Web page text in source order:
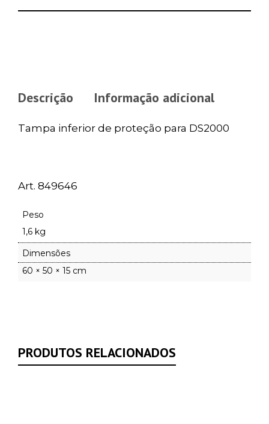
Descrição Informação adicional
Tampa inferior de proteção para DS2000
Art. 849646
Peso
1,6 kg
Dimensões
60 × 50 × 15 cm
PRODUTOS RELACIONADOS